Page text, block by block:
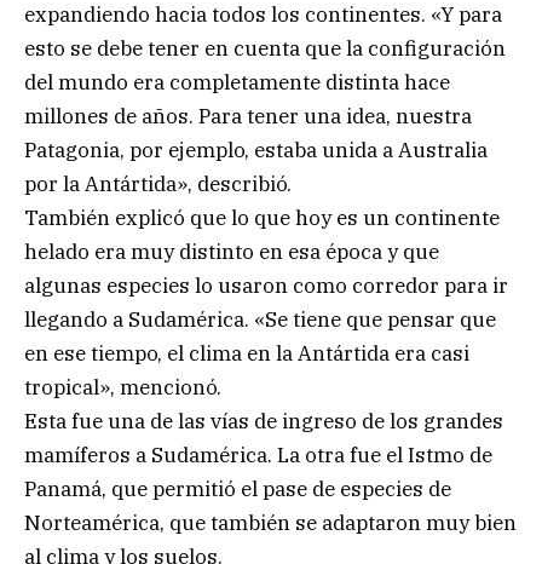
expandiendo hacia todos los continentes. «Y para
esto se debe tener en cuenta que la configuración
del mundo era completamente distinta hace
millones de años. Para tener una idea, nuestra
Patagonia, por ejemplo, estaba unida a Australia
por la Antártida», describió.
También explicó que lo que hoy es un continente
helado era muy distinto en esa época y que
algunas especies lo usaron como corredor para ir
llegando a Sudamérica. «Se tiene que pensar que
en ese tiempo, el clima en la Antártida era casi
tropical», mencionó.
Esta fue una de las vías de ingreso de los grandes
mamíferos a Sudamérica. La otra fue el Istmo de
Panamá, que permitió el pase de especies de
Norteamérica, que también se adaptaron muy bien
al clima y los suelos.